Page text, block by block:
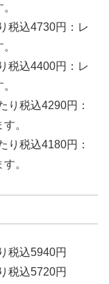
税込4730円：レ
税込4400円：レ
り税込4290円：
。
り税込4180円：
。
税込5940円
税込5720円